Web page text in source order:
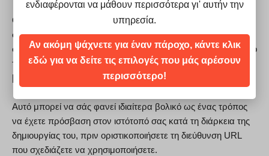
Οι πιθανότητες είναι να θέλετε να καταχωρήσετε ένα δικό
σας όνομα domain και να το κατευθύνετε στον διακομιστή
σας στην 000webhost. Αν όχι, μπορείτε να επωφεληθείτε από
τα δωρεάν subdomains φιλοξενώντας τον ιστότοπό σας στο
[YOURNAME].000webhostapp.com.
Αυτό μπορεί να σάς φανεί ιδιαίτερα βολικό ως ένας τρόπος
να έχετε πρόσβαση στον ιστότοπό σας κατά τη διάρκεια της
δημιουργίας του, πριν οριστικοποιήσετε τη διεύθυνση URL
που σχεδιάζετε να χρησιμοποιήσετε.
ενδιαφέρονται να μάθουν περισσότερα γι' αυτήν την
υπηρεσία.
Αν ακόμη ψάχνετε για έναν πάροχο, κάντε κλικ
εδώ για να δείτε τις επιλογές που μάς αρέσουν
περισσότερο!